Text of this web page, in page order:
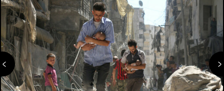
4/66
5/66
6/66
7/66
8/66
9/66
10/66
12/66
13/66
14/66
15/66
16/66
17/66
18/66
19/66
20/66
21/66
22/66
23/66
24/66
25/66
26/66
27/66
28/66
29/66
30/66
31/66
32/66
33/66
34/66
35/66
36/66
37/66
38/66
39/66
40/66
41/66
42/66
43/66
44/66
45/66
46/66
47/66
48/66
49/66
50/66
51/66
53/66
54/66
55/66
56/66
57/66
58/66
59/66
60/66
61/66
62/66
63/66
64/66
65/66
66/66